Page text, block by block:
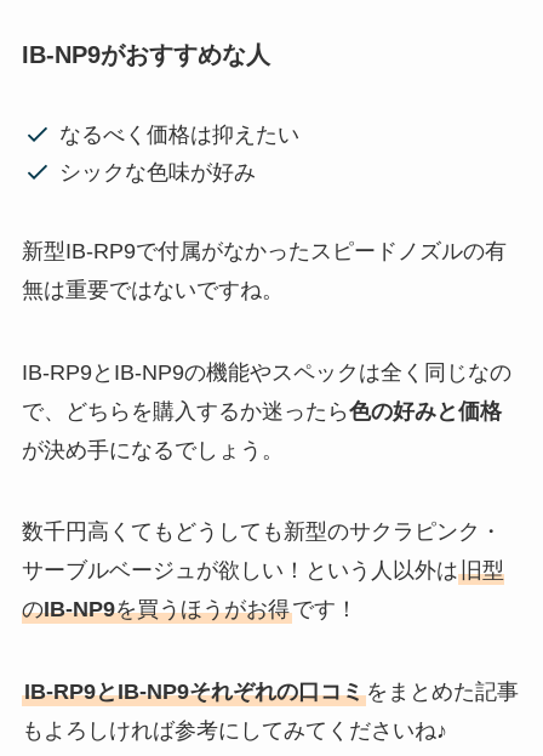
IB-NP9がおすすめな人
なるべく価格は抑えたい
シックな色味が好み
新型IB-RP9で付属がなかったスピードノズルの有
無は重要ではないですね。
IB-RP9とIB-NP9の機能やスペックは全く同じなの
で、どちらを購入するか迷ったら色の好みと価格
が決め手になるでしょう。
数千円高くてもどうしても新型のサクラピンク・
サーブルベージュが欲しい！という人以外は旧型
のIB-NP9を買うほうがお得です！
IB-RP9とIB-NP9それぞれの口コミをまとめた記事
もよろしければ参考にしてみてくださいね♪